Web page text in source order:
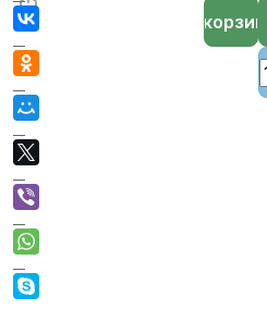
В корзине